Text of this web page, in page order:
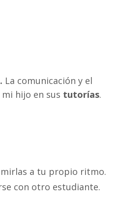
La comunicación y el
hijo en sus tutorías.
a tu propio ritmo.
con otro estudiante.